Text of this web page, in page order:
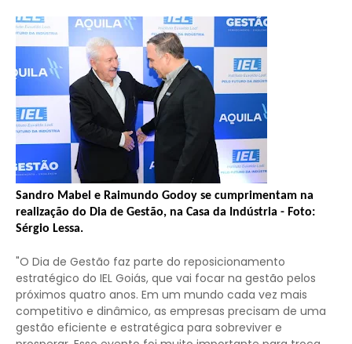
Sandro Mabel e Raimundo Godoy se cumprimentam na
realização do Dia de Gestão, na Casa da Indústria - Foto:
Sérgio Lessa.
"O Dia de Gestão faz parte do reposicionamento
estratégico do IEL Goiás, que vai focar na gestão pelos
próximos quatro anos. Em um mundo cada vez mais
competitivo e dinâmico, as empresas precisam de uma
gestão eficiente e estratégica para sobreviver e